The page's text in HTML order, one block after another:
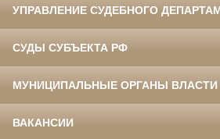
УПРАВЛЕНИЕ СУДЕБНОГО
СУДЫ СУБЪЕКТА РФ
МУНИЦИПАЛЬНЫЕ ОРГАНЫ ВЛАСТИ
ВАКАНСИИ